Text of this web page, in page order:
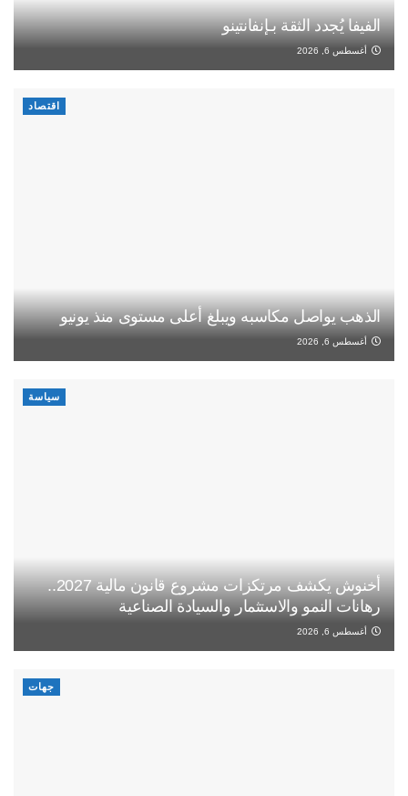
الفيفا يُجدد الثقة بـإنفانتينو
أغسطس 6, 2026
اقتصاد
الذهب يواصل مكاسبه ويبلغ أعلى مستوى منذ يونيو
أغسطس 6, 2026
سياسة
أخنوش يكشف مرتكزات مشروع قانون مالية 2027..
رهانات النمو والاستثمار والسيادة الصناعية
أغسطس 6, 2026
جهات